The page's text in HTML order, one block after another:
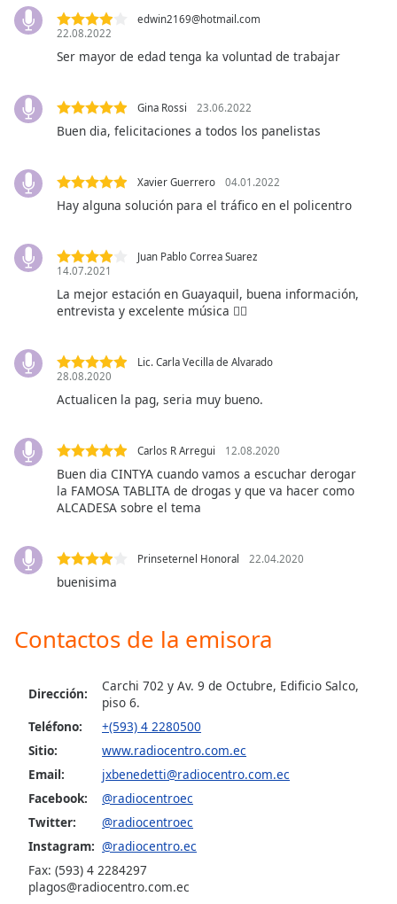
Subtitles
opens
subtitles
dialog
subtitles
Audio
Track
Fullscreen
This
modal
window.
Beginning
window.
Escape
and
close
window.
Color
Opacity
Background
Color
edwin2169@hotmail.com
22.08.2022
Ser mayor de edad tenga ka voluntad de trabajar
Gina Rossi 23.06.2022
Buen dia, felicitaciones a todos los panelistas
Xavier Guerrero 04.01.2022
Hay alguna solución para el tráfico en el policentro
Juan Pablo Correa Suarez
14.07.2021
La mejor estación en Guayaquil, buena información,
entrevista y excelente música 👍🏼
Lic. Carla Vecilla de Alvarado
28.08.2020
Actualicen la pag, seria muy bueno.
Carlos R Arregui 12.08.2020
Buen dia CINTYA cuando vamos a escuchar derogar
la FAMOSA TABLITA de drogas y que va hacer como
ALCADESA sobre el tema
Prinseternel Honoral 22.04.2020
buenisima
Contactos de la emisora
Dirección:
Carchi 702 y Av. 9 de Octubre, Edificio Salco,
piso 6.
Teléfono:
+(593) 4 2280500
Sitio:
www.radiocentro.com.ec
Email:
jxbenedetti@radiocentro.com.ec
Facebook:
@radiocentroec
Twitter:
@radiocentroec
Instagram: @radiocentro.ec
Fax: (593) 4 2284297
plagos@radiocentro.com.ec